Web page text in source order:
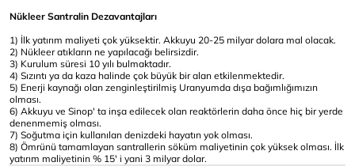
Nükleer Santralin Dezavantajları
1) İlk yatırım maliyeti çok yüksektir. Akkuyu 20-25 milyar dolara mal olacak.
2) Nükleer atıkların ne yapılacağı belirsizdir.
3) Kurulum süresi 10 yılı bulmaktadır.
4) Sızıntı ya da kaza halinde çok büyük bir alan etkilenmektedir.
5) Enerji kaynağı olan zenginleştirilmiş Uranyumda dışa bağımlığımızın
olması.
6) Akkuyu ve Sinop' ta inşa edilecek olan reaktörlerin daha önce hiç bir yerde
denenmemiş olması.
7) Soğutma için kullanılan denizdeki hayatın yok olması.
8) Ömrünü tamamlayan santrallerin söküm maliyetinin çok yüksek olması. İlk
yatırım maliyetinin % 15' i yani 3 milyar dolar.